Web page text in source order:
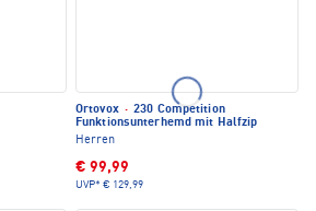
Ortovox · 230 Competition
Funktionsunterhemd mit Halfzip
Herren
€ 99,99
UVP* € 129,99